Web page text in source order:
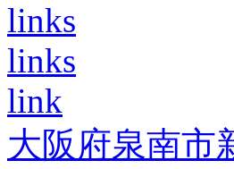
links
links
link
大阪府泉南市